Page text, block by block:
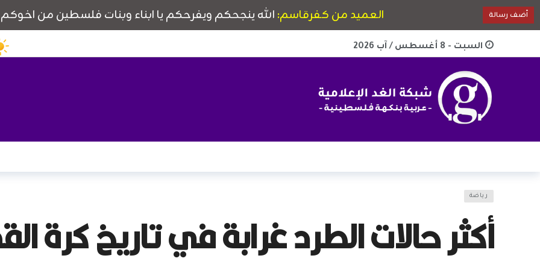
السبت - 8 أغسطس / آب 2026
رياضة
أكثر حالات الطرد غرابة في تاريخ كرة